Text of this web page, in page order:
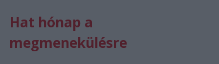
Hat hónap a
megmenekülésre